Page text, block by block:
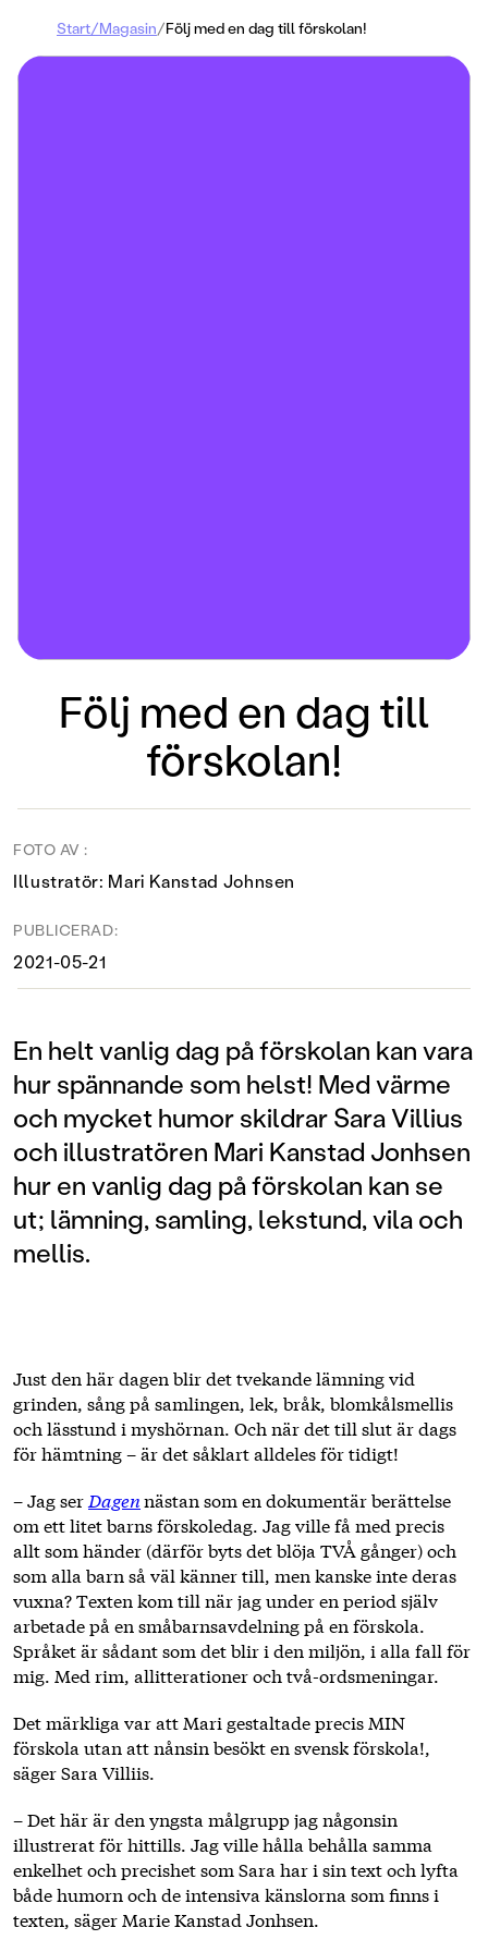
Start/Magasin/Följ med en dag till förskolan!
Följ med en dag till
förskolan!
FOTO AV :
Illustratör: Mari Kanstad Johnsen
PUBLICERAD:
2021-05-21
En helt vanlig dag på förskolan kan vara
hur spännande som helst! Med värme
och mycket humor skildrar Sara Villius
och illustratören Mari Kanstad Jonhsen
hur en vanlig dag på förskolan kan se
ut; lämning, samling, lekstund, vila och
mellis.
Just den här dagen blir det tvekande lämning vid
grinden, sång på samlingen, lek, bråk, blomkålsmellis
och lässtund i myshörnan. Och när det till slut är dags
för hämtning – är det såklart alldeles för tidigt!
– Jag ser Dagennästan som en dokumentär berättelse
om ett litet barns förskoledag. Jag ville få med precis
allt som händer (därför byts det blöja TVÅ gånger) och
som alla barn så väl känner till, men kanske inte deras
vuxna? Texten kom till när jag under en period själv
arbetade på en småbarnsavdelning på en förskola.
Språket är sådant som det blir i den miljön, i alla fall för
mig. Med rim, allitterationer och två-ordsmeningar.
Det märkliga var att Mari gestaltade precis MIN
förskola utan att nånsin besökt en svensk förskola!,
säger Sara Villiis.
– Det här är den yngsta målgrupp jag någonsin
illustrerat för hittills. Jag ville hålla behålla samma
enkelhet och precishet som Sara har i sin text och lyfta
både humorn och de intensiva känslorna som finns i
texten, säger Marie Kanstad Jonhsen.